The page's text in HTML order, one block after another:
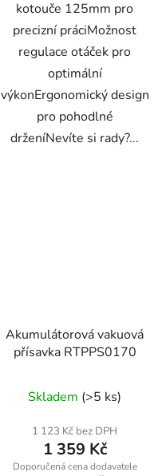
kotouče 125mm pro
precizní práciMožnost
regulace otáček pro
optimální
výkonErgonomický design
pro pohodlné
drženíNevíte si rady?...
Akumulátorová vakuová
přísavka RTPPS0170
Skladem (>5 ks)
1 123 Kč bez DPH
1 359 Kč